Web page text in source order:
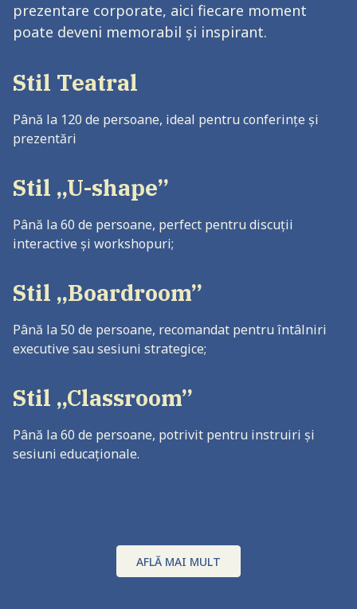
prezentare corporate, aici fiecare moment
poate deveni memorabil și inspirant.
Stil Teatral
Până la 120 de persoane, ideal pentru conferințe și
prezentări
Stil „U-shape”
Până la 60 de persoane, perfect pentru discuții
interactive și workshopuri;
Stil „Boardroom”
Până la 50 de persoane, recomandat pentru întâlniri
executive sau sesiuni strategice;
Stil „Classroom”
Până la 60 de persoane, potrivit pentru instruiri și
sesiuni educaționale.
AFLĂ MAI MULT